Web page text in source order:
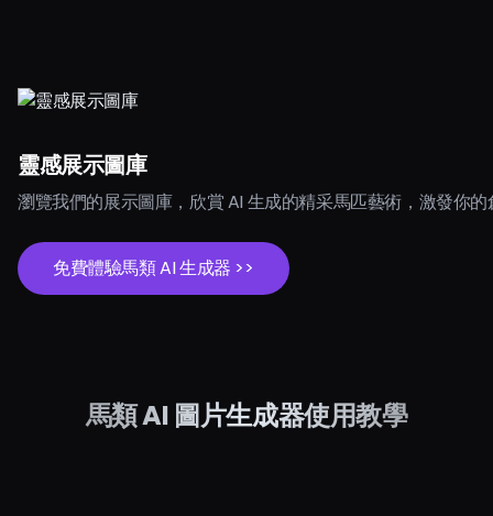
靈感展示圖庫
瀏覽我們的展示圖庫，欣賞 AI 生成的精采馬匹藝術，激發你
免費體驗馬類 AI 生成器 >>
馬類 AI 圖片生成器使用教學